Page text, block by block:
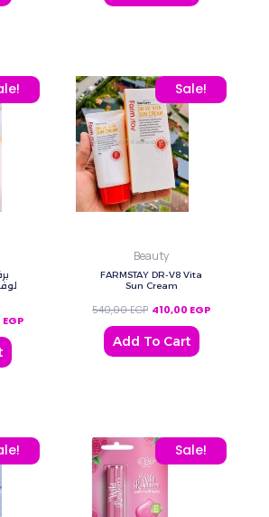
price was: 260,00 EGP.
EGP
Current price is: 195,00 EGP. Sale!
Beauty
FARMSTAY DR-V8 Vita
Sun Cream
540,00EGP
Original price was:
410,00 EGP
Current
Add To Cart
was: 180,00 EGP.
Current price is: 130,00 EGP. Sale!
Original price was:
Current price